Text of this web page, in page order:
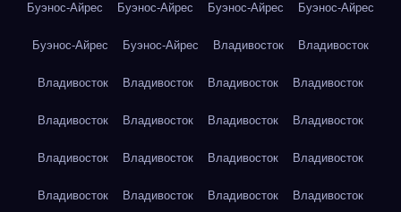
Буэнос-Айрес Буэнос-Айрес Буэнос-Айрес Буэнос-Айрес
Буэнос-Айрес Буэнос-Айрес Владивосток Владивосток
Владивосток Владивосток Владивосток Владивосток
Владивосток Владивосток Владивосток Владивосток
Владивосток Владивосток Владивосток Владивосток
Владивосток Владивосток Владивосток Владивосток